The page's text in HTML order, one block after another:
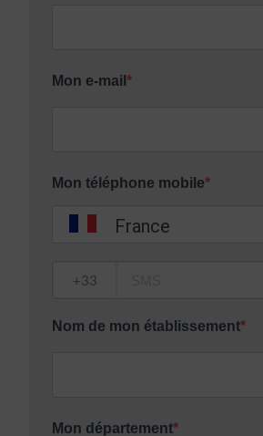
Mon e-mail
Mon téléphone mobile
France
Nom de mon établissement
Mon département